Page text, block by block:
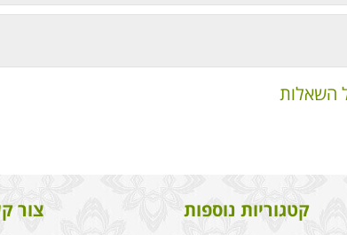
השאלות
קטגוריות נוספות צור